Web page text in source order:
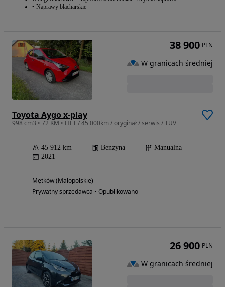
Naprawy blacharskie
Toyota Aygo x-play
998 cm3 • 72 KM • LIFT / 45 000km / oryginał / serwis / TUV
45 912 km Benzyna
Manualna
2021
Mętków (Małopolskie)
Prywatny sprzedawca • Opublikowano
38 900 PLN
W granicach średniej
26 900 PLN
W granicach średniej